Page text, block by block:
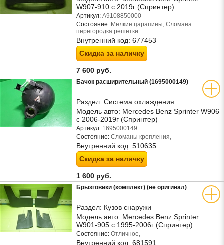
W907-910 с 2019г (Спринтер)
Артикул: A9108850000
Состояние: Мелкие царапины, Сломана
перегородка решетки
Внутренний код: 677453
Скидка за наличку
7 600 руб.
Бачок расширительный (1695000149)
Раздел: Система охлаждения
Модель авто: Mercedes Benz Sprinter W906
с 2006-2019г (Спринтер)
Артикул: 1695000149
Состояние: Сломаны крепления,
Внутренний код: 510635
Скидка за наличку
1 600 руб.
Брызговики (комплект) (не оригинал)
Раздел: Кузов снаружи
Модель авто: Mercedes Benz Sprinter
W901-905 с 1995-2006г (Спринтер)
Состояние: Отличное,
Внутренний код: 681591